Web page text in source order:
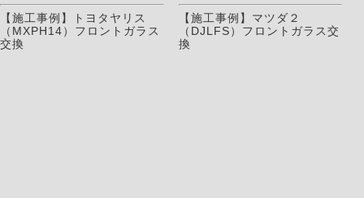
【施工事例】トヨタヤリス
（MXPH14）フロントガラス
交換
【施工事例】マツダ２
（DJLFS）フロントガラス交
換